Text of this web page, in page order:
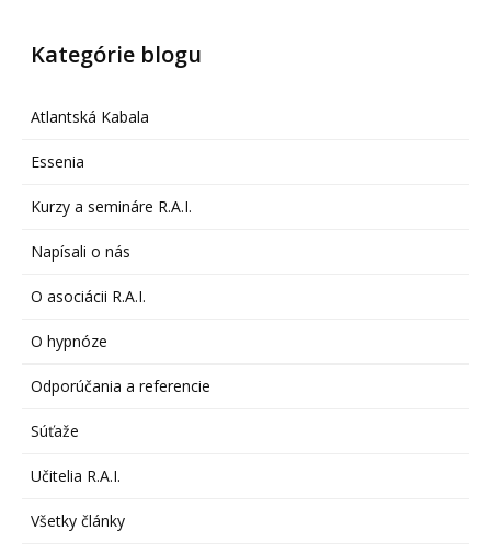
Kategórie blogu
Atlantská Kabala
Essenia
Kurzy a semináre R.A.I.
Napísali o nás
O asociácii R.A.I.
O hypnóze
Odporúčania a referencie
Súťaže
Učitelia R.A.I.
Všetky články